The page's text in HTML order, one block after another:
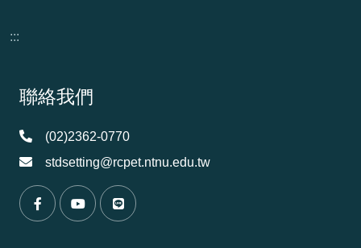
:::
頁尾資訊
聯絡我們
(02)2362-0770
stdsetting@rcpet.ntnu.edu.tw
（另開新視窗）
（另開新視窗）（另開新視窗）